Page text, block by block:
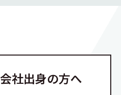
社出身の方へ